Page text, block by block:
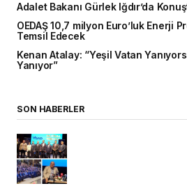
Adalet Bakanı Gürlek Iğdır’da
OEDAŞ 10,7 milyon Euro’luk Enerji
Temsil Edecek
Kenan Atalay: “Yeşil Vatan
Yanıyor”
SON HABERLER